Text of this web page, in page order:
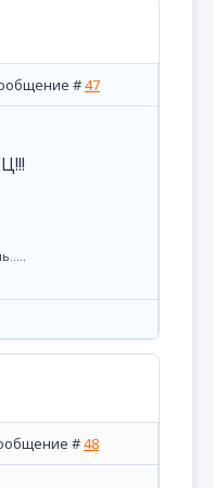
#47
#48